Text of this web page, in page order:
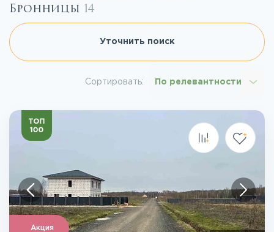
Бронницы 14
Уточнить поиск
Сортировать: По релевантности
Акция